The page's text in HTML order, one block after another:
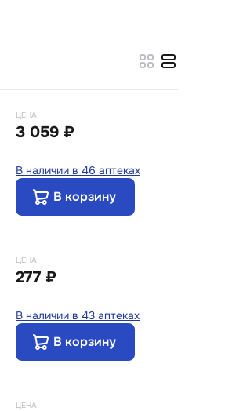
ЦЕНА
3 059 ₽
В наличии в 46 аптеках
В корзину
ЦЕНА
277 ₽
В наличии в 43 аптеках
В корзину
ЦЕНА